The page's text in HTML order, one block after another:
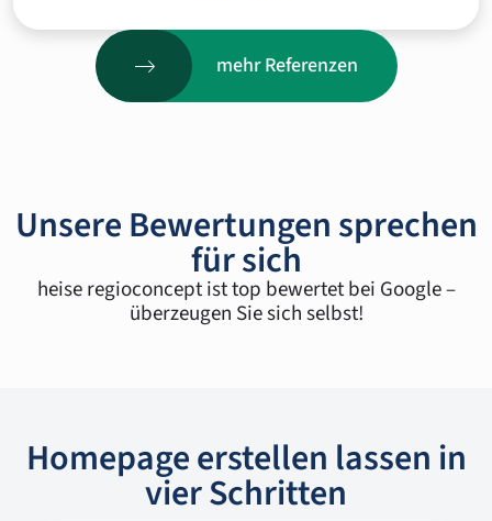
mehr Referenzen
Unsere Bewertungen sprechen
für sich
heise regioconcept ist top bewertet bei Google –
überzeugen Sie sich selbst!
Homepage erstellen lassen in
vier Schritten